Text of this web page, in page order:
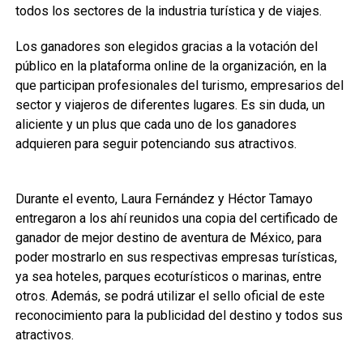
todos los sectores de la industria turística y de viajes.
Los ganadores son elegidos gracias a la votación del
público en la plataforma online de la organización, en la
que participan profesionales del turismo, empresarios del
sector y viajeros de diferentes lugares. Es sin duda, un
aliciente y un plus que cada uno de los ganadores
adquieren para seguir potenciando sus atractivos.
Durante el evento, Laura Fernández y Héctor Tamayo
entregaron a los ahí reunidos una copia del certificado de
ganador de mejor destino de aventura de México, para
poder mostrarlo en sus respectivas empresas turísticas,
ya sea hoteles, parques ecoturísticos o marinas, entre
otros. Además, se podrá utilizar el sello oficial de este
reconocimiento para la publicidad del destino y todos sus
atractivos.